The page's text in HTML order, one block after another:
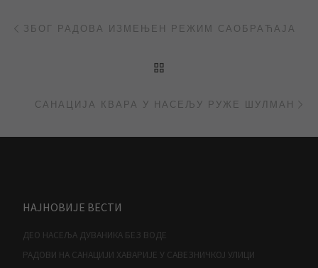
Post navigation
ЗБОГ РАДОВА ИЗМЕЊЕН РЕЖИМ САОБРАЋАЈА
САНАЦИЈА КВАРА У НАСЕЉУ РУЖЕ ШУЛМАН
НАЈНОВИЈЕ ВЕСТИ
ДЕО НАСЕЉА ДУВАНИКА БЕЗ ВОДЕ
РАДОВИ НА САНАЦИЈИ ХАВАРИЈЕ У САВЕЗНИЧКОЈ УЛИЦИ